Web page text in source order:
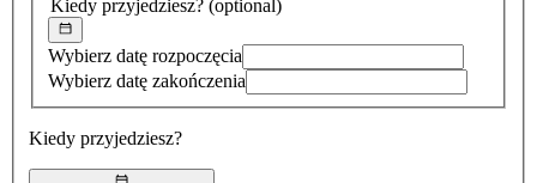
Kiedy przyjedziesz? (optional)
Wybierz datę rozpoczęcia
Wybierz datę zakończenia
Kiedy przyjedziesz?